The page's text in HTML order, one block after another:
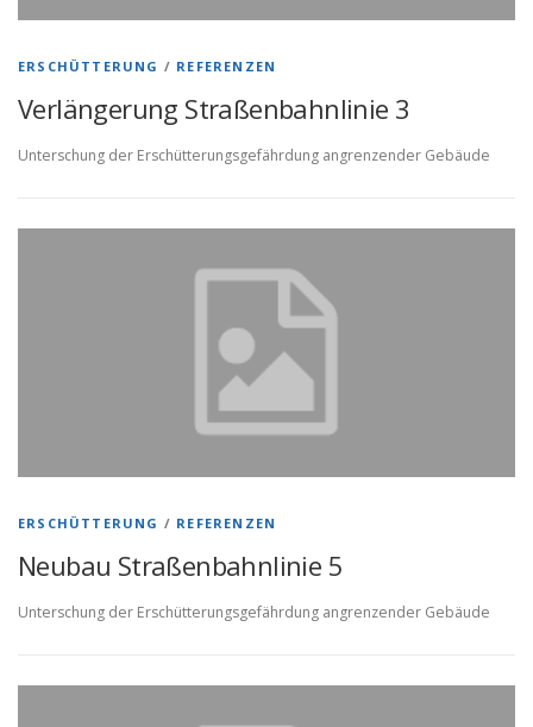
ERSCHÜTTERUNG / REFERENZEN
Verlängerung Straßenbahnlinie 3
Unterschung der Erschütterungsgefährdung angrenzender Gebäude
ERSCHÜTTERUNG / REFERENZEN
Neubau Straßenbahnlinie 5
Unterschung der Erschütterungsgefährdung angrenzender Gebäude